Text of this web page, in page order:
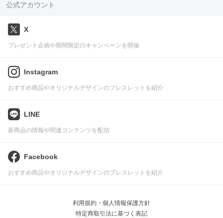
公式アカウント
X
プレゼント企画や期間限定のキャンペーンを開催
Instagram
おすすめ商品やオリジナルデザインのブレスレットを紹介
LINE
新商品の情報や関連コンテンツを配信
Facebook
おすすめ商品やオリジナルデザインのブレスレットを紹介
利用規約・個人情報保護方針
特定商取引法に基づく表記